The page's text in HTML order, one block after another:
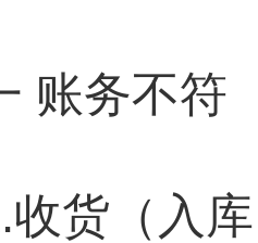
务不符
（入库